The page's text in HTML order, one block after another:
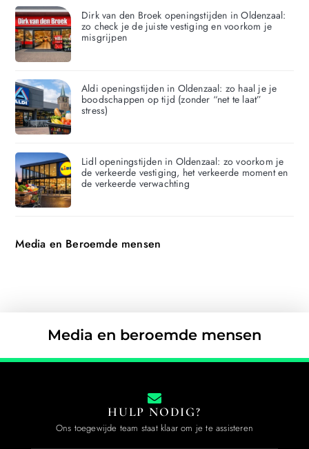
Dirk van den Broek openingstijden in Oldenzaal:
zo check je de juiste vestiging en voorkom je
misgrijpen
Aldi openingstijden in Oldenzaal: zo haal je je
boodschappen op tijd (zonder “net te laat”
stress)
Lidl openingstijden in Oldenzaal: zo voorkom je
de verkeerde vestiging, het verkeerde moment en
de verkeerde verwachting
Media en Beroemde mensen
Media en beroemde mensen
HULP NODIG?
Ons toegewijde team staat klaar om je te assisteren